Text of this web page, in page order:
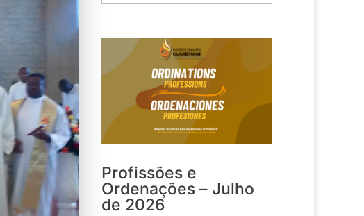
Profissões e
Ordenações – Julho
de 2026